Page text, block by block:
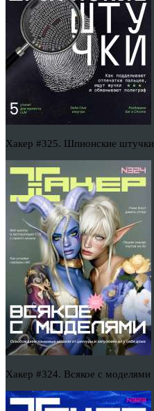
Хакер #325. Шпионские штучки
Хакер #324. Всякое с моделями